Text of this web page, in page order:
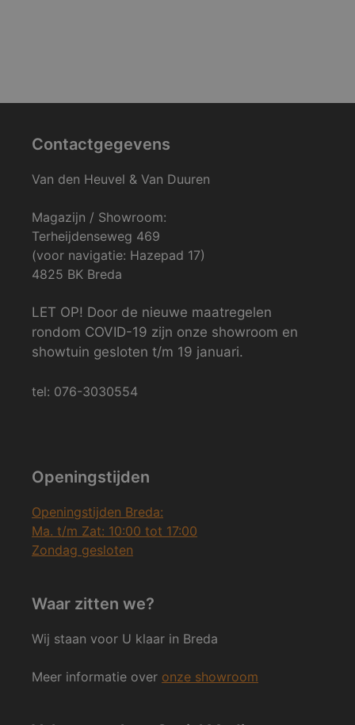
Contactgegevens
Van den Heuvel & Van Duuren
Magazijn / Showroom:
Terheijdenseweg 469
(voor navigatie: Hazepad 17)
4825 BK Breda
LET OP! Door de nieuwe maatregelen
rondom COVID-19 zijn onze showroom en
showtuin gesloten t/m 19 januari.
tel: 076-3030554
Openingstijden
Openingstijden Breda:
Ma. t/m Zat: 10:00 tot 17:00
Zondag gesloten
Waar zitten we?
Wij staan voor U klaar in Breda
Meer informatie over onze showroom